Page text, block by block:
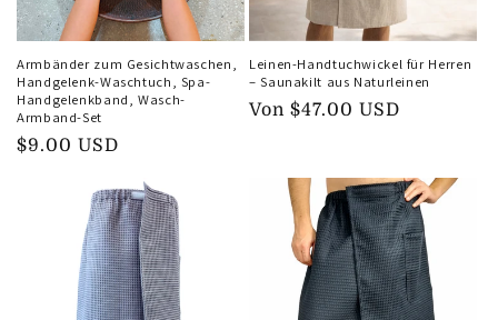
Armbänder zum Gesichtwaschen,
Handgelenk-Waschtuch, Spa-
Handgelenkband, Wasch-
Armband-Set
Normaler
$9.00 USD
Leinen-Handtuchwickel für Herren
– Saunakilt aus Naturleinen
Normaler
Von $47.00 USD